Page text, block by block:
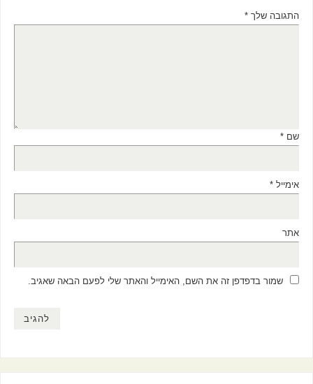
התגובה שלך *
שם *
אימייל *
אתר
שמור בדפדפן זה את השם, האימייל והאתר שלי לפעם הבאה שאגיב.